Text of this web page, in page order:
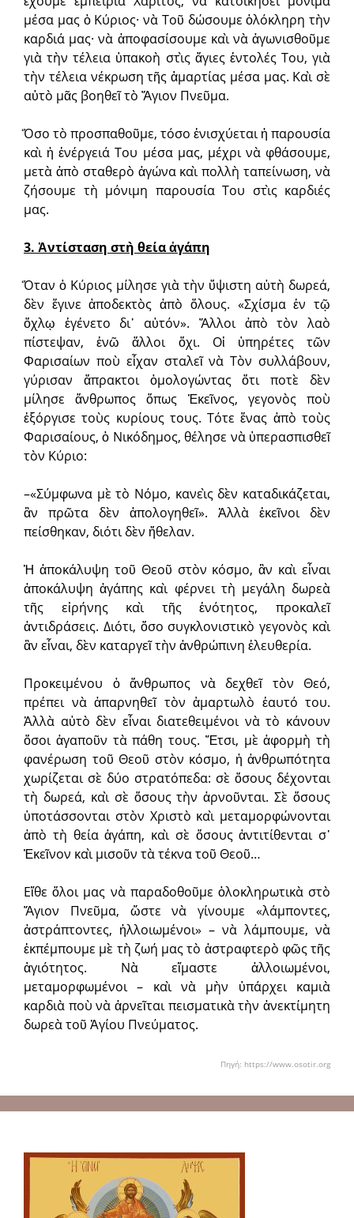
μέσα μας ὁ Κύριος· νὰ Τοῦ δώσουμε ὁλόκληρη τὴν
καρδιά μας· νὰ ἀποφασίσουμε καὶ νὰ ἀγωνισθοῦμε
γιὰ τὴν τέλεια ὑπακοὴ στὶς ἅγιες ἐντολές Του, γιὰ
τὴν τέλεια νέκρωση τῆς ἁμαρτίας μέσα μας. Καὶ σὲ
αὐτὸ μᾶς βοηθεῖ τὸ Ἅγιον Πνεῦμα.
Ὅσο τὸ προσπαθοῦμε, τόσο ἐνισχύεται ἡ παρουσία
καὶ ἡ ἐνέργειά Του μέσα μας, μέχρι νὰ φθάσουμε,
μετὰ ἀπὸ σταθερὸ ἀγώνα καὶ πολλὴ ταπείνωση, νὰ
ζήσουμε τὴ μόνιμη παρουσία Του στὶς καρδιές
μας.
3. Ἀντίσταση στὴ θεία ἀγάπη
Ὅταν ὁ Κύριος μίλησε γιὰ τὴν ὕψιστη αὐτὴ δωρεά,
δὲν ἔγινε ἀποδεκτὸς ἀπὸ ὅλους. «Σχίσμα ἐν τῷ
ὄχλῳ ἐγένετο δι᾿ αὐτόν». Ἄλλοι ἀπὸ τὸν λαὸ
πίστεψαν, ἐνῶ ἄλλοι ὄχι. Οἱ ὑπηρέτες τῶν
Φαρισαίων ποὺ εἶχαν σταλεῖ νὰ Τὸν συλλάβουν,
γύρισαν ἄπρακτοι ὁμολογώντας ὅτι ποτὲ δὲν
μίλησε ἄνθρωπος ὅπως Ἐκεῖνος, γεγονὸς ποὺ
ἐξόργισε τοὺς κυρίους τους. Τότε ἕνας ἀπὸ τοὺς
Φαρισαίους, ὁ Νικόδημος, θέλησε νὰ ὑπερ­ασπισθεῖ
τὸν Κύριο:
–«Σύμφωνα μὲ τὸ Νόμο, κανεὶς δὲν καταδικάζεται,
ἂν πρῶτα δὲν ἀπολογηθεῖ». Ἀλλὰ ἐκεῖνοι δὲν
πείσθηκαν, διότι δὲν ἤθελαν.
Ἡ ἀποκάλυψη τοῦ Θεοῦ στὸν κόσμο, ἂν καὶ εἶναι
ἀποκάλυψη ἀγάπης καὶ φέρνει τὴ μεγάλη δωρεὰ
τῆς εἰρήνης καὶ τῆς ἑνότητος, προκαλεῖ
ἀντιδράσεις. Διότι, ὅσο συγκλονιστικὸ γεγονὸς καὶ
ἂν εἶναι, δὲν καταργεῖ τὴν ἀνθρώπινη ἐλευθερία.
Προκειμένου ὁ ἄνθρωπος νὰ ­δεχθεῖ τὸν Θεό,
πρέπει νὰ ἀπαρνηθεῖ τὸν ἁ­μαρτωλὸ ἑαυτό του.
Ἀλλὰ αὐτὸ δὲν εἶ­ναι διατεθειμένοι νὰ τὸ κάνουν
ὅσοι ἀ­γαποῦν τὰ πάθη τους. Ἔτσι, μὲ ἀ­φορμὴ τὴ
φανέρωση τοῦ Θεοῦ στὸν κόσμο, ἡ ἀνθρωπότητα
χωρίζεται σὲ δύο στρατόπεδα: σὲ ὅσους δέχονται
τὴ δωρεά, καὶ σὲ ὅσους τὴν ἀρνοῦνται. Σὲ ὅσους
ὑποτάσσονται στὸν Χριστὸ καὶ μεταμορφώνονται
ἀπὸ τὴ θεία ἀγάπη, καὶ σὲ ὅσους ἀντιτίθενται σ᾿
Ἐκεῖνον καὶ μισοῦν τὰ τέκνα τοῦ Θεοῦ…
Εἴθε ὅλοι μας νὰ παραδοθοῦμε ὁλοκληρωτικὰ στὸ
Ἅγιον Πνεῦμα, ὥστε νὰ γί­νουμε «λάμποντες,
ἀστράπτοντες, ἠλ­­­­λοιωμένοι» – νὰ λάμπουμε, νὰ
ἐκπέμ­πουμε μὲ τὴ ζωή μας τὸ ἀστραφτερὸ φῶς τῆς
ἁγιότητος. Νὰ εἴμαστε ἀλλοιωμένοι,
μεταμορφωμένοι – καὶ νὰ μὴν ὑπάρχει καμιὰ
καρδιὰ ποὺ νὰ ἀρνεῖται πεισματικὰ τὴν ἀνεκτίμητη
δωρεὰ τοῦ Ἁγίου Πνεύματος.
Πηγή: https://www.osotir.org